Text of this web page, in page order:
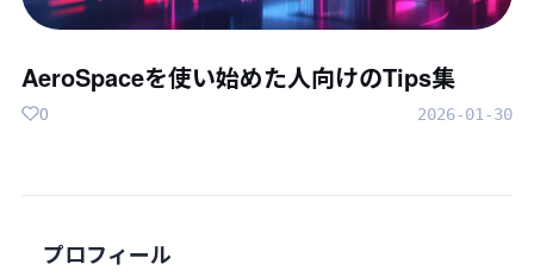
AeroSpaceを使い始めた人向けのTips集
2026-01-30
0
プロフィール